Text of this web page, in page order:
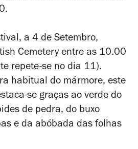
a 4 de Setembro,
Cemetery entre as 10.00
repete-se no dia 11).
habitual do mármore, este
se graças ao verde do
de pedra, do buxo
e da abóbada das folhas